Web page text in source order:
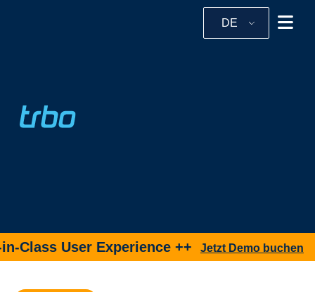
DE
User Experience ++Jetzt Demo buchen